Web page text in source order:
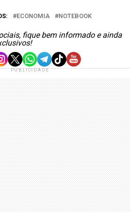
ECONOMIA NOTEBOOK
fique bem informado e ainda
PUBLICIDADE